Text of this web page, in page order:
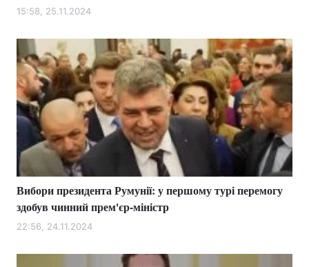
15:58, 25.11.2024
Вибори президента Румунії: у першому турі перемогу
здобув чинний прем'єр-міністр
22:56, 24.11.2024